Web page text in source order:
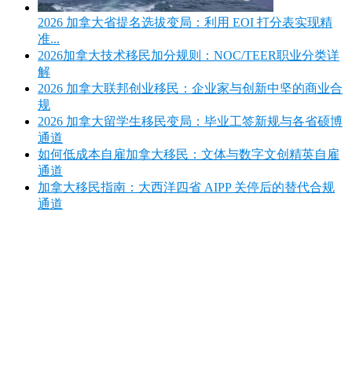
2026 加拿大省提名选拔变局：利用 EOI 打分表实现精
准...
2026加拿大技术移民加分规则：NOC/TEER职业分类详
解
2026 加拿大联邦创业移民：企业家与创新中坚的商业合
规
2026 加拿大留学生移民变局：毕业工签新规与各省硕博
通道
如何低成本自雇加拿大移民：文体与数字文创精英自雇
通道
加拿大移民指南：大西洋四省 AIPP 关停后的替代合规
通道